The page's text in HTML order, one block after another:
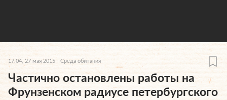
17:04, 27 мая 2015 Среда обитания
Частично остановлены работы на
Фрунзенском радиусе петербургского